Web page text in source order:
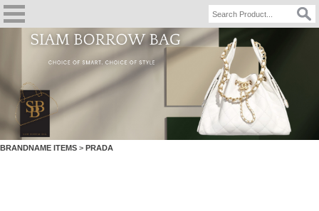
BRANDNAME ITEMS > PRADA